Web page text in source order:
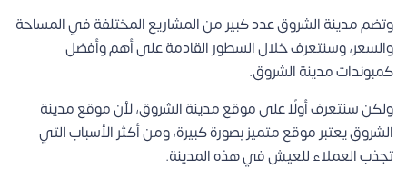
وتضم مدينة الشروق عدد كبير من المشاريع المختلفة في المساحة
والسعر، وسنتعرف خلال السطور القادمة على أهم وأفضل
كمبوندات مدينة الشروق.
ولكن سنتعرف أولًا على موقع مدينة الشروق، لأن موقع مدينة
الشروق يعتبر موقع متميز بصورة كبيرة، ومن أكثر الأسباب التي
تجذب العملاء للعيش في هذه المدينة.